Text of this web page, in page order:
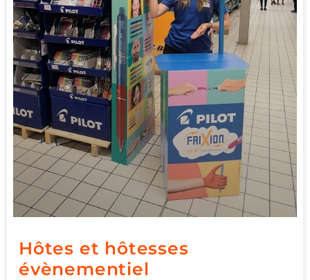
Hôtes et hôtesses
évènementiel